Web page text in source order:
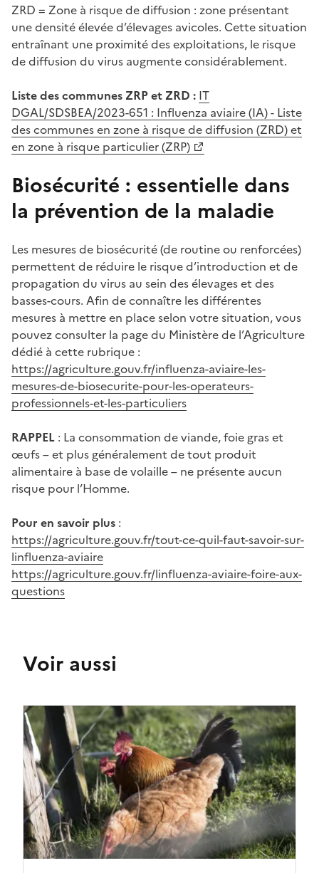
ZRD = Zone à risque de diffusion : zone présentant
une densité élevée d’élevages avicoles. Cette situation
entraînant une proximité des exploitations, le risque
de diffusion du virus augmente considérablement.
Liste des communes ZRP et ZRD : IT
DGAL/SDSBEA/2023-651 : Influenza aviaire (IA) - Liste
des communes en zone à risque de diffusion (ZRD) et
en zone à risque particulier (ZRP)
Biosécurité : essentielle dans
la prévention de la maladie
Les mesures de biosécurité (de routine ou renforcées)
permettent de réduire le risque d’introduction et de
propagation du virus au sein des élevages et des
basses-cours. Afin de connaître les différentes
mesures à mettre en place selon votre situation, vous
pouvez consulter la page du Ministère de l’Agriculture
dédié à cette rubrique :
https://agriculture.gouv.fr/influenza-aviaire-les-
mesures-de-biosecurite-pour-les-operateurs-
professionnels-et-les-particuliers
RAPPEL : La consommation de viande, foie gras et
œufs – et plus généralement de tout produit
alimentaire à base de volaille – ne présente aucun
risque pour l’Homme.
Pour en savoir plus :
https://agriculture.gouv.fr/tout-ce-quil-faut-savoir-sur-
linfluenza-aviaire
https://agriculture.gouv.fr/linfluenza-aviaire-foire-aux-
questions
Voir aussi